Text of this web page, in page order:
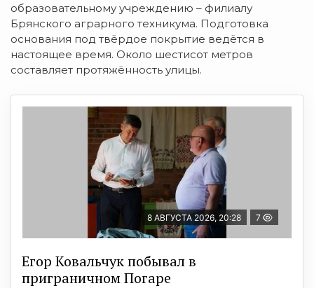
образовательному учреждению – филиалу
Брянского аграрного техникума. Подготовка
основания под твёрдое покрытие ведётся в
настоящее время. Около шестисот метров
составляет протяжённость улицы.
8 АВГУСТА 2026, 20:28 7
Егор Ковальчук побывал в
приграничном Погаре